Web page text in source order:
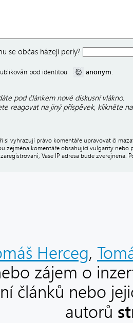
se občas házejí perly?
pod identitou anonym.
pod článkem nové diskusní vlákno.
reagovat na jiný příspěvek, klikněte
si vyhrazují právo komentáře upravovat či
zejména komentáře obsahující vulgarity nebo
Vaše IP adresa bude
Herceg,
zájem o
článků nebo
autorů